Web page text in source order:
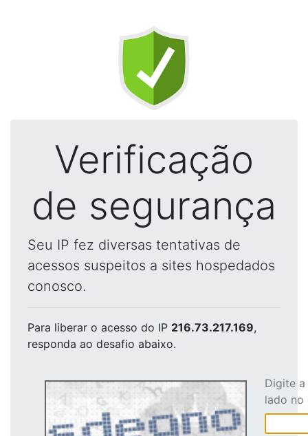
Verificação
de segurança
Seu IP fez diversas tentativas de
acessos suspeitos a sites hospedados
conosco.
Para liberar o acesso do IP 216.73.217.169,
responda ao desafio abaixo.
Digite
lado no